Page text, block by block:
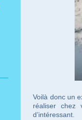
Voilà donc un
réaliser chez
d’intéressant.